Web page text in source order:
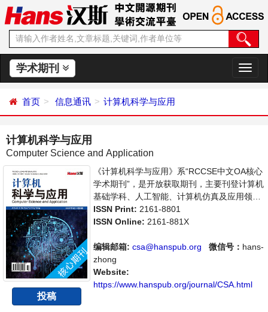
学术期刊
切
换
首页 信息通讯 计算机科学与应用
计算机科学与应用
Computer Science and Application
投稿
《计算机科学与应用》系“RCCSE中文OA核心
学术期刊”，是开放获取期刊，主要刊登计算机
基础学科、人工智能、计算机仿真及应用领域
内最新技术及成果展示的相关论文。本刊支持
思想创新、学术创新，倡导科学，繁荣学术，
的科学家、学者、科研人员提供一个传播、分
享和讨论计算机科学领域内不同方向问题与发
展的交流平台。
ISSN Print: 2161-8801
ISSN Online: 2161-881X
编辑邮箱: csa@hanspub.org 微信号： hans-
zhong
Website:
https://www.hanspub.org/journal/CSA.html